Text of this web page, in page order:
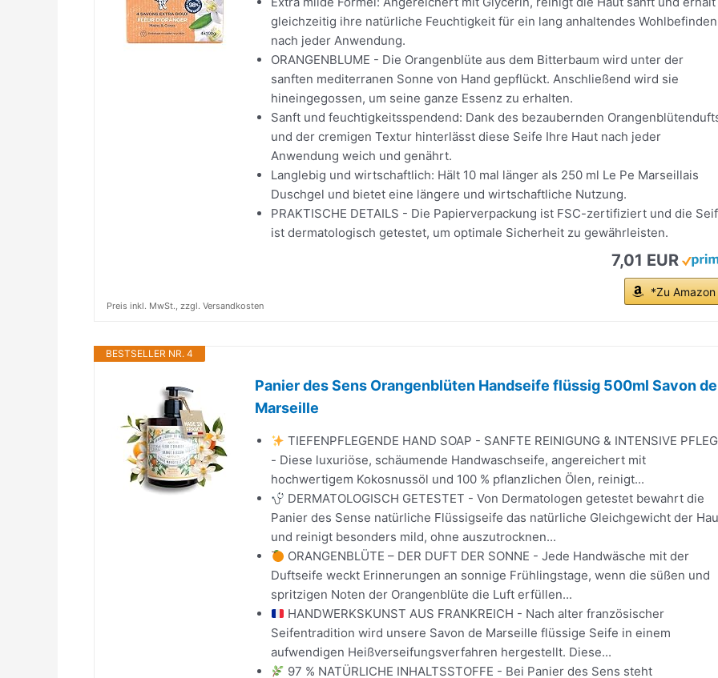
gleichzeitig ihre natürliche Feuchtigkeit für ein lang anhaltendes Wohlbefinden
nach jeder Anwendung.
ORANGENBLUME - Die Orangenblüte aus dem Bitterbaum wird unter der
sanften mediterranen Sonne von Hand gepflückt. Anschließend wird sie
hineingegossen, um seine ganze Essenz zu erhalten.
Sanft und feuchtigkeitsspendend: Dank des bezaubernden
und der cremigen Textur hinterlässt diese Seife Ihre Haut nach jeder
Anwendung weich und genährt.
Langlebig und wirtschaftlich: Hält 10 mal länger als 250 ml Le Pe Marseillais
Duschgel und bietet eine längere und wirtschaftliche Nutzung.
PRAKTISCHE DETAILS - Die Papierverpackung ist FSC-zertifiziert und die
ist dermatologisch getestet, um optimale Sicherheit zu gewährleisten.
7,01 EUR
*Zu Amazon
Preis inkl. MwSt., zzgl. Versandkosten
BESTSELLER NR. 4
Panier des Sens Orangenblüten Handseife flüssig 500ml Savon de
Marseille
TIEFENPFLEGENDE HAND SOAP - SANFTE REINIGUNG & INTENSIVE
- Diese luxuriöse, schäumende Handwaschseife, angereichert mit
hochwertigem Kokosnussöl und 100 % pflanzlichen Ölen, reinigt...
DERMATOLOGISCH GETESTET - Von Dermatologen getestet bewahrt die
Panier des Sense natürliche Flüssigseife das natürliche Gleichgewicht der
und reinigt besonders mild, ohne auszutrocknen...
ORANGENBLÜTE – DER DUFT DER SONNE - Jede Handwäsche mit der
Duftseife weckt Erinnerungen an sonnige Frühlingstage, wenn die süßen und
spritzigen Noten der Orangenblüte die Luft erfüllen...
HANDWERKSKUNST AUS FRANKREICH - Nach alter französischer
Seifentradition wird unsere Savon de Marseille flüssige Seife in einem
aufwendigen Heißverseifungsverfahren hergestellt. Diese...
97 % NATÜRLICHE INHALTSSTOFFE - Bei Panier des Sens steht